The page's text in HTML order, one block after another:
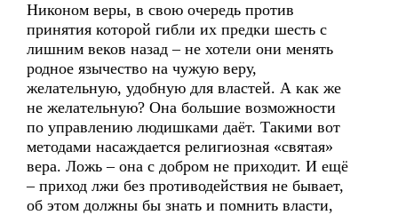
Никоном веры, в свою очередь против
принятия которой гибли их предки шесть с
лишним веков назад – не хотели они менять
родное язычество на чужую веру,
желательную, удобную для властей. А как же
не желательную? Она большие возможности
по управлению людишками даёт. Такими вот
методами насаждается религиозная «святая»
вера. Ложь – она с добром не приходит. И ещё
– приход лжи без противодействия не бывает,
об этом должны бы знать и помнить власти,